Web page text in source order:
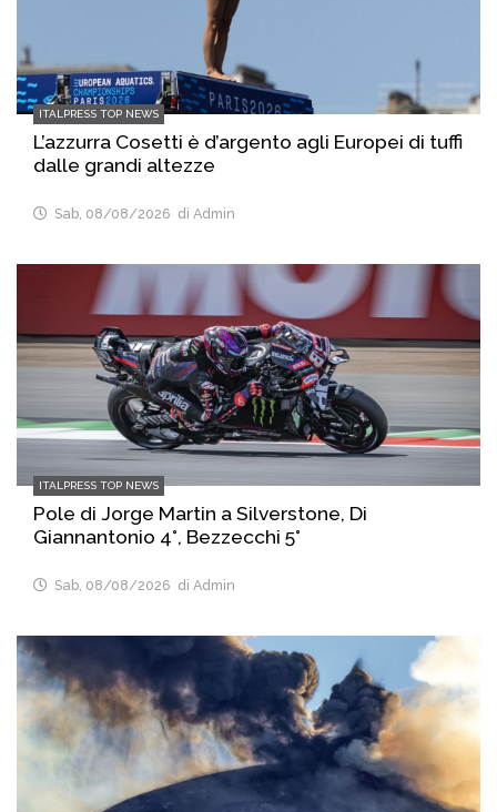
ITALPRESS TOP NEWS
L’azzurra Cosetti è d’argento agli Europei di tuffi
dalle grandi altezze
Sab, 08/08/2026 di Admin
ITALPRESS TOP NEWS
Pole di Jorge Martin a Silverstone, Di
Giannantonio 4°, Bezzecchi 5°
Sab, 08/08/2026 di Admin